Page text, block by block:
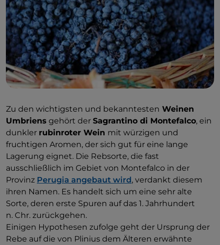
Zu den wichtigsten und bekanntesten Weinen
Umbriens gehört der Sagrantino di Montefalco, ein
dunkler rubinroter Wein mit würzigen und
fruchtigen Aromen, der sich gut für eine lange
Lagerung eignet. Die Rebsorte, die fast
ausschließlich im Gebiet von Montefalco in der
Provinz Perugia angebaut wird , verdankt diesem
ihren Namen. Es handelt sich um eine sehr alte
Sorte, deren erste Spuren auf das 1. Jahrhundert
n. Chr. zurückgehen.
Einigen Hypothesen zufolge geht der Ursprung der
Rebe auf die von Plinius dem Älteren erwähnte